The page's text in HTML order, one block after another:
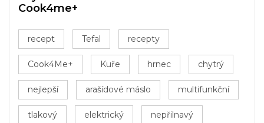
Cook4me+
recept Tefal recepty
Cook4Me+ Kuře hrnec chytrý
nejlepší arašídové máslo multifunkční
tlakový elektrický nepřilnavý